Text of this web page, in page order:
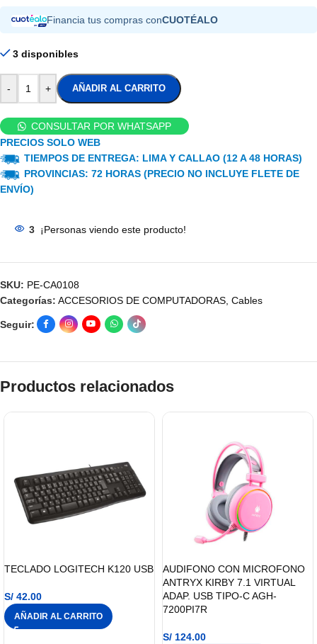
Financia tus compras conCUOTÉALO
3 disponibles
- + AÑADIR AL CARRITO
CONSULTAR POR WHATSAPP
PRECIOS SOLO WEB
TIEMPOS DE ENTREGA: LIMA Y CALLAO (12 A 48 HORAS)
PROVINCIAS: 72 HORAS (PRECIO NO INCLUYE FLETE DE
ENVÍO)
3 ¡Personas viendo este producto!
SKU: PE-CA0108
Categorías: ACCESORIOS DE COMPUTADORAS, Cables
Seguir:
Productos relacionados
TECLADO LOGITECH K120 USB
S/ 42.00
AÑADIR AL CARRITO
AUDIFONO CON MICROFONO
ANTRYX KIRBY 7.1 VIRTUAL
ADAP. USB TIPO-C AGH-
7200PI7R
S/ 124.00